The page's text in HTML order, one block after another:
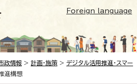
Foreign language
政情報 > 計画・施策 > デジタル活用推進・スマー
進構想